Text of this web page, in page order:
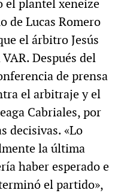
el plantel xeneize
de Lucas Romero
el árbitro Jesús
Después del
de prensa
el arbitraje y el
Cabriales, por
decisivas. «Lo
la última
haber esperado e
el partido»,